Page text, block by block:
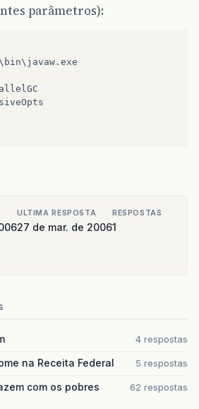
parâmetros):
ULTIMA RESPOSTA
27 de mar. de 2006
RESPOSTAS
1
4 respostas
na Receita Federal 5 respostas
com os pobres
62 respostas